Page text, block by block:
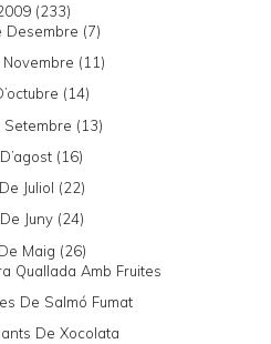
(233)
Desembre (7)
Novembre (11)
(14)
Setembre (13)
D’agost (16)
De Juliol (22)
De Juny (24)
De Maig (26)
Quallada Amb Fruites
De Salmó Fumat
De Xocolata